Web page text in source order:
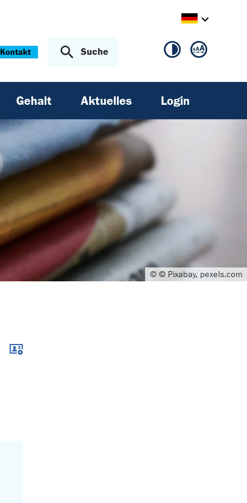
Kontakt Suche
Gehalt Aktuelles Login
© © Pixabay, pexels.com
Download im .vcf-Format